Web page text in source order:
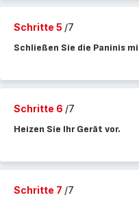
Schritte 5 /7
Schließen Sie die Paninis
Schritte 6 /7
Heizen Sie Ihr Gerät vor.
Schritte 7 /7